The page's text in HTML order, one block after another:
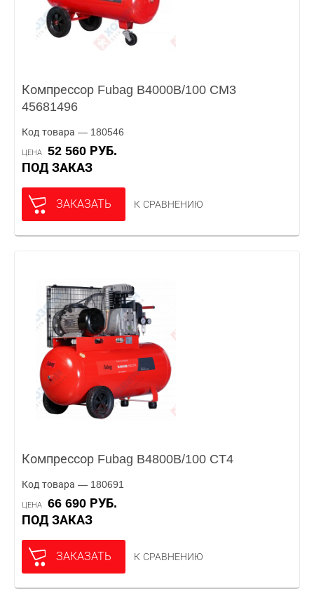
Компрессор Fubag B4000B/100 CM3
45681496
Код товара — 180546
ЦЕНА
52 560 РУБ.
ПОД ЗАКАЗ
ЗАКАЗАТЬ К СРАВНЕНИЮ
Компрессор Fubag B4800B/100 CT4
Код товара — 180691
ЦЕНА
66 690 РУБ.
ПОД ЗАКАЗ
ЗАКАЗАТЬ К СРАВНЕНИЮ